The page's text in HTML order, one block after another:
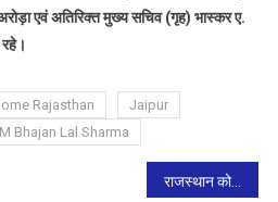
एवं अतिरिक्त मुख्य सचिव (गृह) भास्कर ए.
Rajasthan
Jaipur
Bhajan Lal Sharma
राजस्थान को ऊर्जा क्षेत्र में अग्रणी बनाने पर जोर,मुख्यमंत्री भजनलाल शर्मा ने निर्बाध बिजली आपूर्ति के निर्देश दिए